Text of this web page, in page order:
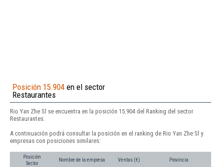
Posición 15.904 en el sector
Restaurantes
Rio Yan Zhe Sl se encuentra en la posición 15.904 del Ranking del sector
Restaurantes.
A continuación podrá consultar la posición en el ranking de Rio Yan Zhe Sl y
empresas con posiciones similares:
Posición
Sector
Nombre de la empresa Ventas (€) Provincia